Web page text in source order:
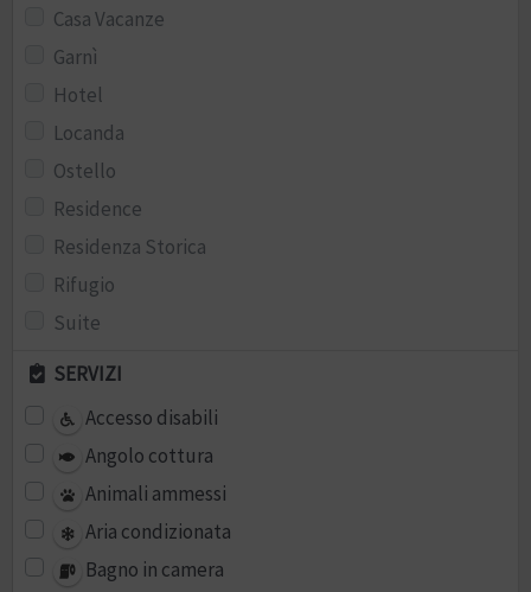
Casa Vacanze
Garnì
Hotel
Locanda
Ostello
Residence
Residenza Storica
Rifugio
Suite
SERVIZI
Accesso disabili
Angolo cottura
Animali ammessi
Aria condizionata
Bagno in camera